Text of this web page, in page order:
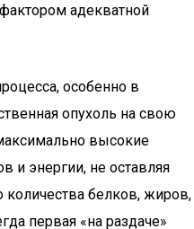
адекватной
особенно в
опухоль на свою
высокие
и энергии, не оставляя
количества белков, жиров,
первая «на раздаче»